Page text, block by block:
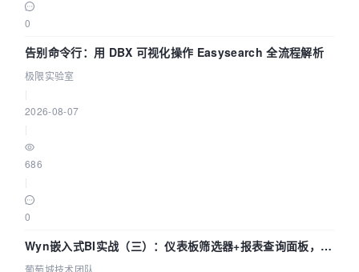
0
告别命令行：用 DBX 可视化操作 Easysearch 全流程解析
极限实验室
2026-08-07
686
0
Wyn嵌入式BI实战（三）：仪表板筛选器+报表查询面板，参
数联动全闭环
葡萄城技术团队